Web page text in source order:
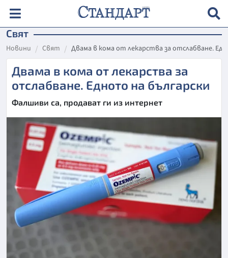
Свят
Новини Свят Двама в кома от лекарства за отслабване.
Двама в кома от лекарства за
отслабване. Едното на български
Фалшиви са, продават ги из интернет